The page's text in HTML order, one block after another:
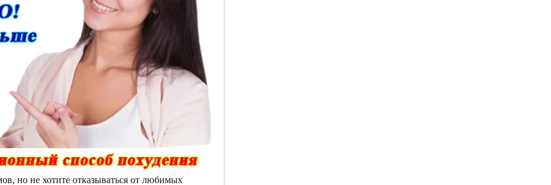
но не хотите отказываться от любимых